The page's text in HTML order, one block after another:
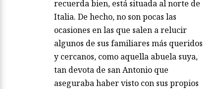
recuerda bien, está situada al norte de
Italia. De hecho, no son pocas las
ocasiones en las que salen a relucir
algunos de sus familiares más queridos
y cercanos, como aquella abuela suya,
tan devota de san Antonio que
aseguraba haber visto con sus propios